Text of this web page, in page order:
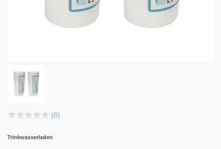
(0)
Trinkwasserladen